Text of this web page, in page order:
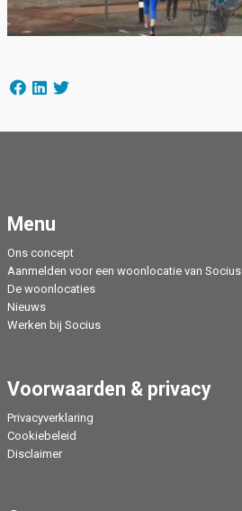
Menu
Ons concept
Aanmelden voor een woonlocatie van Socius
De woonlocaties
Nieuws
Werken bij Socius
Voorwaarden & privacy
Privacyverklaring
Cookiebeleid
Disclaimer